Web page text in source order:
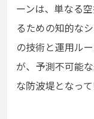
ーンは、単なる
るための知的な
の技術と運用ル
が、予測不可能
な防波堤となって